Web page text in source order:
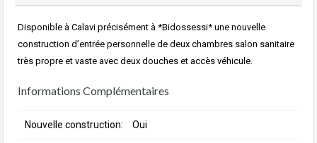
Disponible à Calavi précisément à *Bidossessi* une nouvelle
construction d’entrée personnelle de deux chambres salon sanitaire
très propre et vaste avec deux douches et accès véhicule.
Informations Complémentaires
Nouvelle construction: Oui